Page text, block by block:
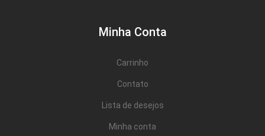
Minha Conta
Carrinho
Contato
Lista de desejos
Minha conta